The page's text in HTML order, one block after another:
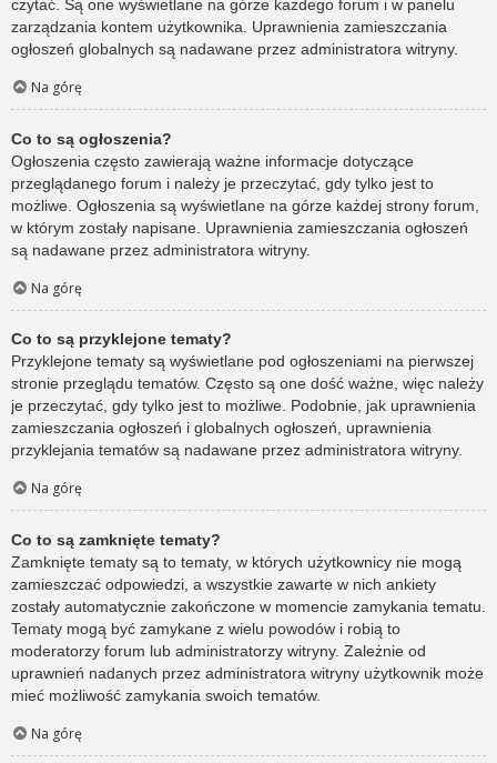
czytać. Są one wyświetlane na górze każdego forum i w panelu
zarządzania kontem użytkownika. Uprawnienia zamieszczania
ogłoszeń globalnych są nadawane przez administratora witryny.
Na górę
Co to są ogłoszenia?
Ogłoszenia często zawierają ważne informacje dotyczące
przeglądanego forum i należy je przeczytać, gdy tylko jest to
możliwe. Ogłoszenia są wyświetlane na górze każdej strony forum,
w którym zostały napisane. Uprawnienia zamieszczania ogłoszeń
są nadawane przez administratora witryny.
Na górę
Co to są przyklejone tematy?
Przyklejone tematy są wyświetlane pod ogłoszeniami na pierwszej
stronie przeglądu tematów. Często są one dość ważne, więc należy
je przeczytać, gdy tylko jest to możliwe. Podobnie, jak uprawnienia
zamieszczania ogłoszeń i globalnych ogłoszeń, uprawnienia
przyklejania tematów są nadawane przez administratora witryny.
Na górę
Co to są zamknięte tematy?
Zamknięte tematy są to tematy, w których użytkownicy nie mogą
zamieszczać odpowiedzi, a wszystkie zawarte w nich ankiety
zostały automatycznie zakończone w momencie zamykania tematu.
Tematy mogą być zamykane z wielu powodów i robią to
moderatorzy forum lub administratorzy witryny. Zależnie od
uprawnień nadanych przez administratora witryny użytkownik może
mieć możliwość zamykania swoich tematów.
Na górę